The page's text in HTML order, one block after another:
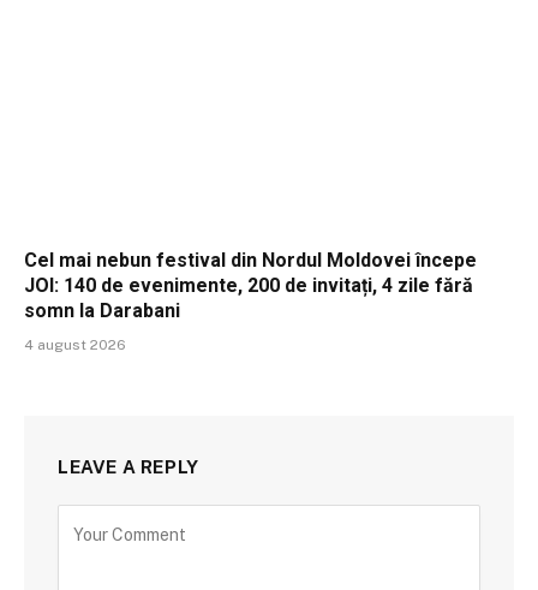
Cel mai nebun festival din Nordul Moldovei începe
JOI: 140 de evenimente, 200 de invitați, 4 zile fără
somn la Darabani
4 august 2026
LEAVE A REPLY